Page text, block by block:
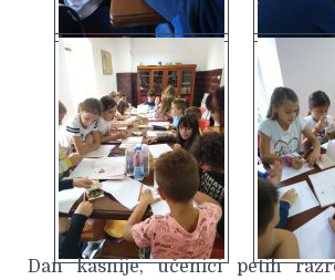
Dan kasnije, učenici petih